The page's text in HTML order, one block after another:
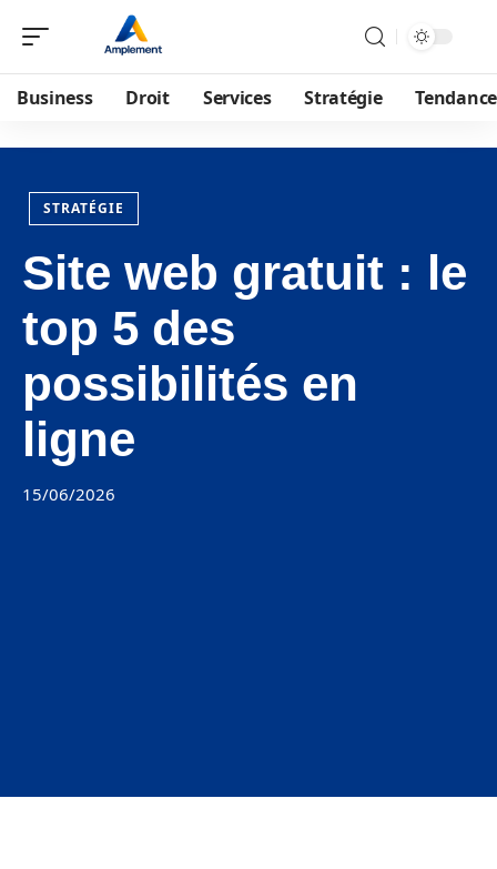
Business Droit Services Stratégie
STRATÉGIE
Site web gratuit : le
top 5 des
possibilités en
ligne
15/06/2026